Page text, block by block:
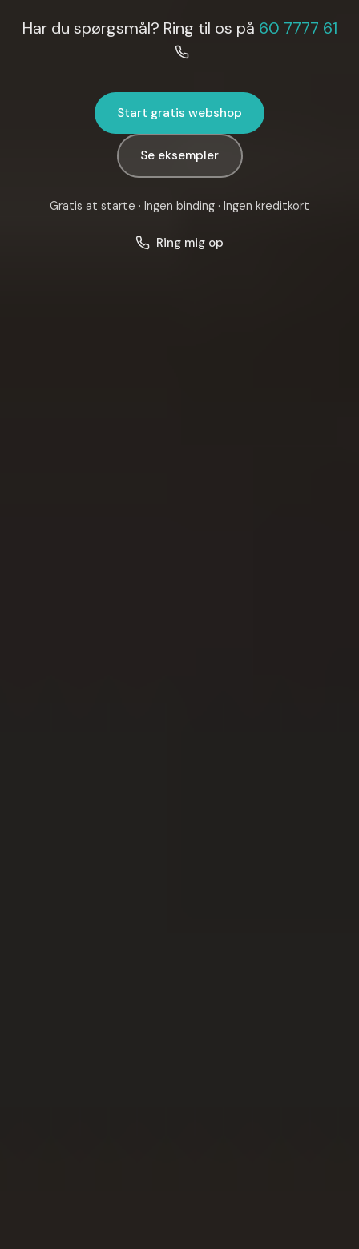
Har du spørgsmål? Ring til os på 60 7777 61
Start gratis webshop
Se eksempler
Gratis at starte · Ingen binding · Ingen kreditkort
Ring mig op